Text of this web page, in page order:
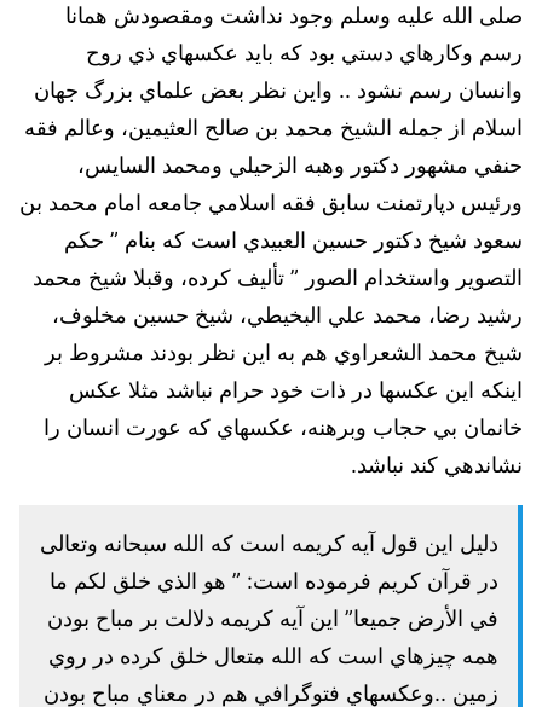
صلى الله عليه وسلم وجود نداشت ومقصودش همانا
رسم وكارهاي دستي بود كه بايد عكسهاي ذي روح
وانسان رسم نشود .. واين نظر بعض علماي بزرگ جهان
اسلام از جمله الشيخ محمد بن صالح العثيمين، وعالم فقه
حنفي مشهور دكتور وهبه الزحيلي ومحمد السايس،
ورئيس دپارتمنت سابق فقه اسلامي جامعه امام محمد بن
سعود شيخ دكتور حسين العبيدي است كه بنام ” حكم
التصوير واستخدام الصور ” تأليف كرده، وقبلا شيخ محمد
رشيد رضا، محمد علي البخيطي، شيخ حسين مخلوف،
شيخ محمد الشعراوي هم به اين نظر بودند مشروط بر
اينكه اين عكسها در ذات خود حرام نباشد مثلا عكس
خانمان بي حجاب وبرهنه، عكسهاي كه عورت انسان را
نشاندهي كند نباشد.
دليل اين قول آيه كريمه است كه الله سبحانه وتعالى
در قرآن كريم فرموده است: ” هو الذي خلق لكم ما
في الأرض جميعا” اين آيه كريمه دلالت بر مباح بودن
همه چيزهاي است كه الله متعال خلق كرده در روي
زمين ..وعكسهاي فتوگرافي هم در معناي مباح بودن